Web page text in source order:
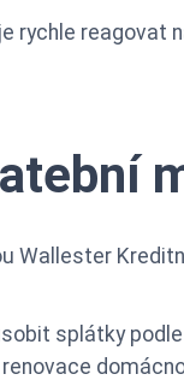
rychle reagovat
Wallester
splátky